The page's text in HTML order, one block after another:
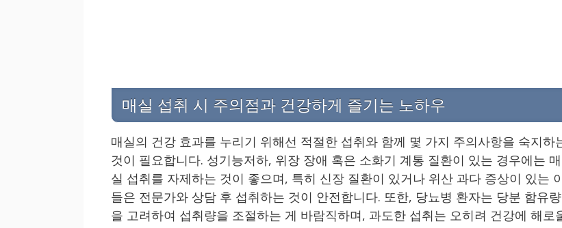
매실 섭취 시 주의점과 건강하게 즐기는 노하우
매실의 건강 효과를 누리기 위해선 적절한 섭취와 함께 몇 가지 주의사항을 숙지하
것이 필요합니다. 성기능저하, 위장 장애 혹은 소화기 계통 질환이 있는 경우에는 매
실 섭취를 자제하는 것이 좋으며, 특히 신장 질환이 있거나 위산 과다 증상이 있는
들은 전문가와 상담 후 섭취하는 것이 안전합니다. 또한, 당뇨병 환자는 당분 함유량
을 고려하여 섭취량을 조절하는 게 바람직하며, 과도한 섭취는 오히려 건강에 해로